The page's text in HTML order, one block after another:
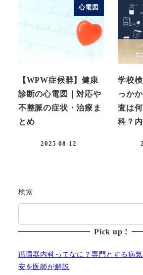
心電図
【WPW症候群】健康
診断の心電図｜対応や
不整脈の症状・治療ま
とめ
2025-08-12
学校
っか
査は
科？
検索
Pick up !
循環器内科ってなに？専門とする病
安を医師が解説